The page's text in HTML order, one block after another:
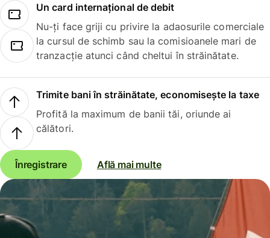
Un card internațional de debit
Nu-ți face griji cu privire la adaosurile comerciale
la cursul de schimb sau la comisioanele mari de
tranzacție atunci când cheltui în străinătate.
Trimite bani în străinătate, economisește la taxe
Profită la maximum de banii tăi, oriunde ai
călători.
Înregistrare Află mai multe